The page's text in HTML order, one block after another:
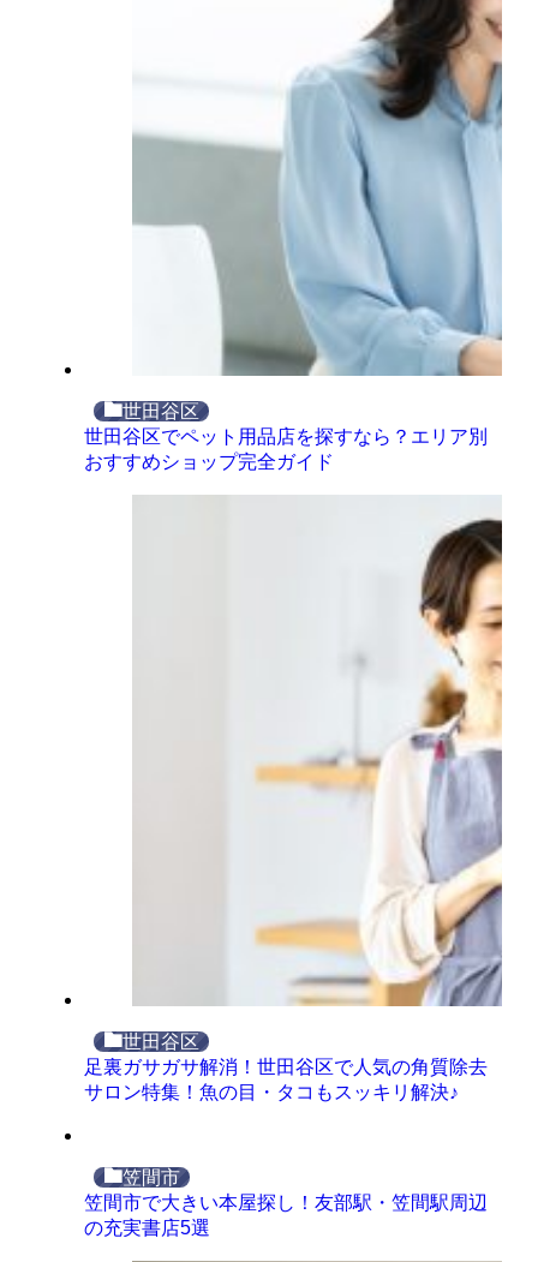
世田谷区
世田谷区でペット用品店を探すなら？エリア別
おすすめショップ完全ガイド
世田谷区
足裏ガサガサ解消！世田谷区で人気の角質除去
サロン特集！魚の目・タコもスッキリ解決♪
笠間市
笠間市で大きい本屋探し！友部駅・笠間駅周辺
の充実書店5選